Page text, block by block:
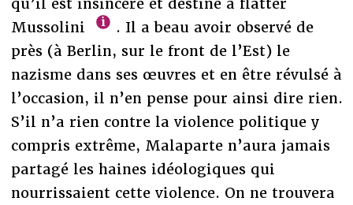
Mussolini
. Il a beau avoir observé de
près (à Berlin, sur le front de l’Est) le
nazisme dans ses œuvres et en être révulsé à
l’occasion, il n’en pense pour ainsi dire rien.
S’il n’a rien contre la violence politique y
compris extrême, Malaparte n’aura jamais
partagé les haines idéologiques qui
nourrissaient cette violence. On ne trouvera